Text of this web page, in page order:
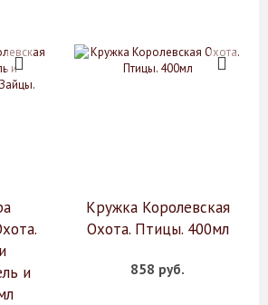
и
Кружка Королевская
Охота. Птицы. 400мл
858 руб.